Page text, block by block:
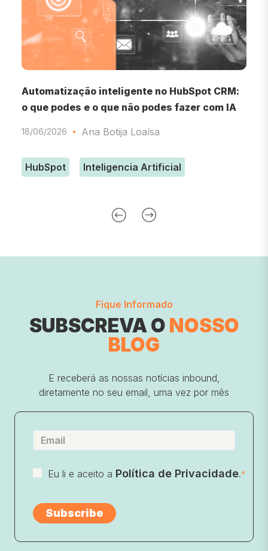
Automatização inteligente no HubSpot CRM:
o que podes e o que não podes fazer com IA
18/06/2026 Ana Botija Loaísa
HubSpot Inteligencia Artificial
Fique Informado
SUBSCREVA O NOSSO
BLOG
E receberá as nossas notícias inbound,
diretamente no seu email, uma vez por mês
Eu li e aceito a Política de Privacidade.*